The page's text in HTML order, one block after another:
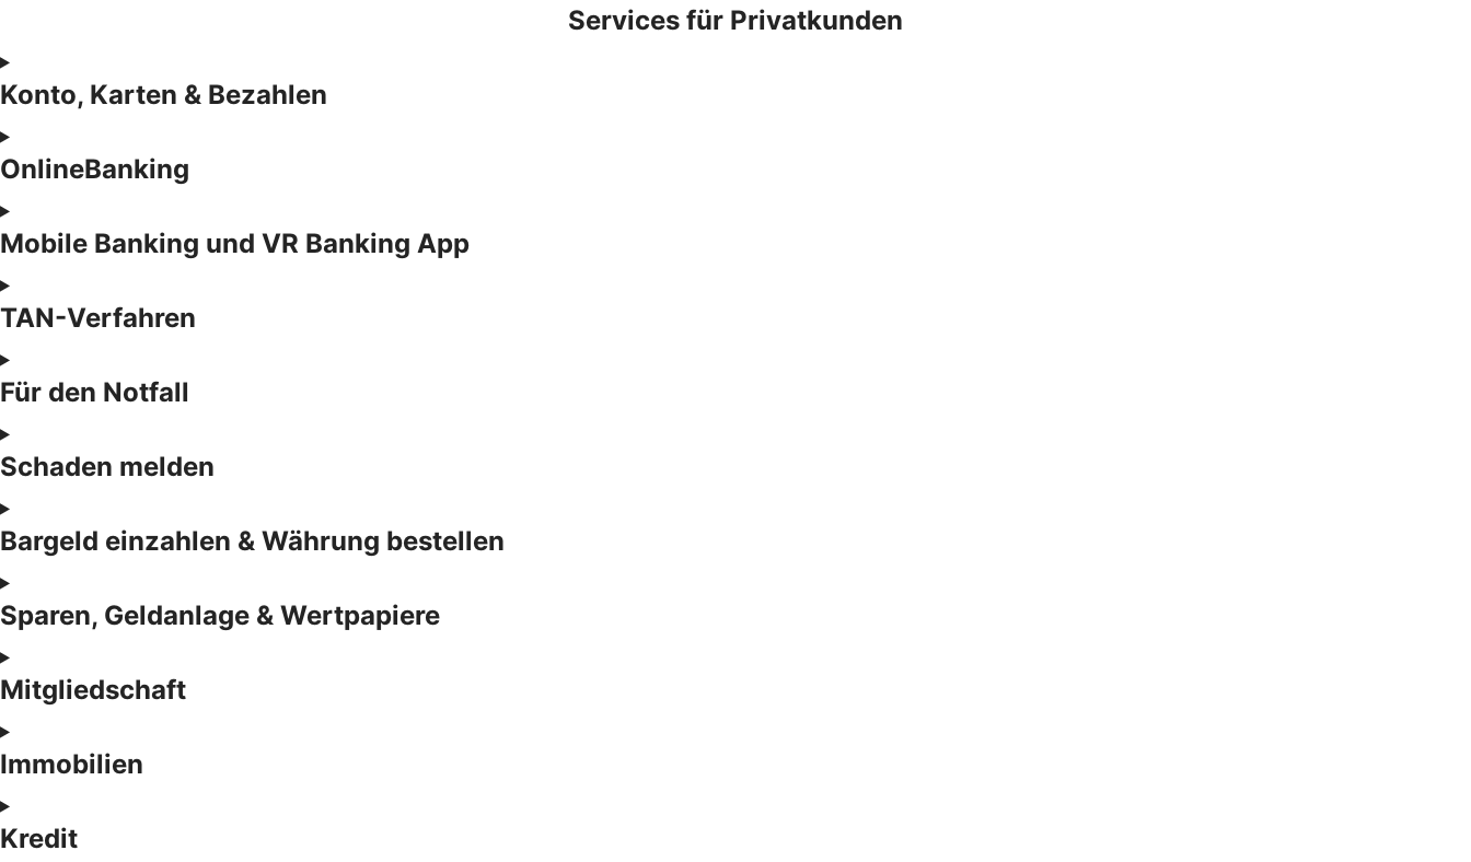
Services für Privatkunden
Konto, Karten & Bezahlen
OnlineBanking
Mobile Banking und VR Banking App
TAN-Verfahren
Für den Notfall
Schaden melden
Bargeld einzahlen & Währung bestellen
Sparen, Geldanlage & Wertpapiere
Mitgliedschaft
Immobilien
Kredit